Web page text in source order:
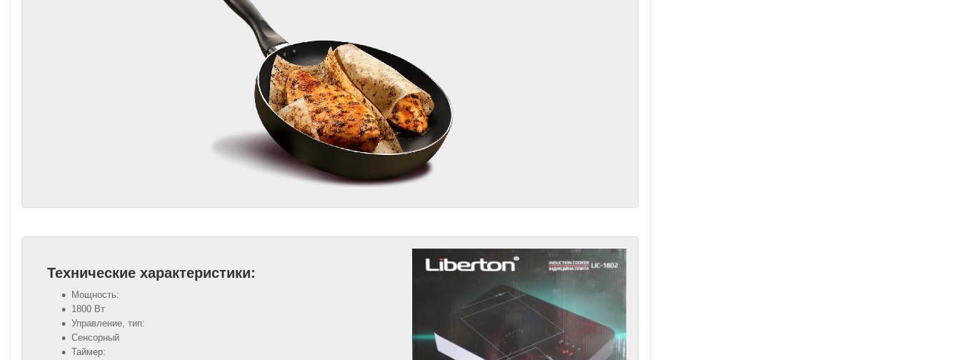
Технические характеристики:
Мощность:
1800 Вт
Управление, тип:
Сенсорный
Таймер: